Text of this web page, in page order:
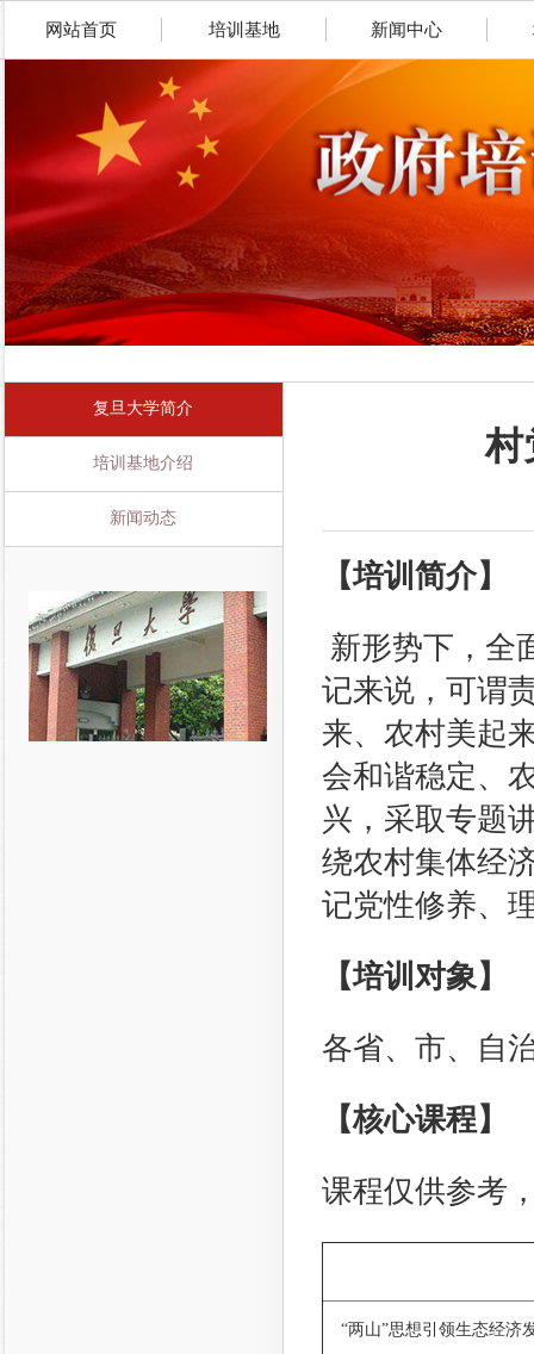
网站首页 培训基地 新闻中心
复旦大学简介
培训基地介绍
新闻动态
村
【培训简介】
新形势下，全
记来说，可谓
来、农村美起
会和谐稳定、
兴，采取专题
绕农村集体经
记党性修养、
【培训对象】
各省、市、自
【核心课程】
课程仅供参考
“两山”思想引领生态经济